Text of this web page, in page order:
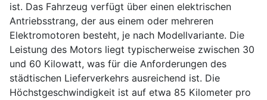
ist. Das Fahrzeug verfügt über einen elektrischen
Antriebsstrang, der aus einem oder mehreren
Elektromotoren besteht, je nach Modellvariante. Die
Leistung des Motors liegt typischerweise zwischen 30
und 60 Kilowatt, was für die Anforderungen des
städtischen Lieferverkehrs ausreichend ist. Die
Höchstgeschwindigkeit ist auf etwa 85 Kilometer pro